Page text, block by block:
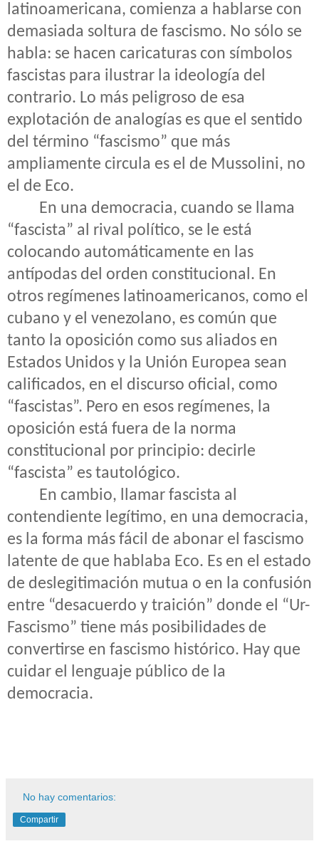
latinoamericana, comienza a hablarse con
demasiada soltura de fascismo. No sólo se
habla: se hacen caricaturas con símbolos
fascistas para ilustrar la ideología del
contrario. Lo más peligroso de esa
explotación de analogías es que el sentido
del término “fascismo” que más
ampliamente circula es el de Mussolini, no
el de Eco.
En una democracia, cuando se llama
“fascista” al rival político, se le está
colocando automáticamente en las
antípodas del orden constitucional. En
otros regímenes latinoamericanos, como el
cubano y el venezolano, es común que
tanto la oposición como sus aliados en
Estados Unidos y la Unión Europea sean
calificados, en el discurso oficial, como
“fascistas”. Pero en esos regímenes, la
oposición está fuera de la norma
constitucional por principio: decirle
“fascista” es tautológico.
En cambio, llamar fascista al
contendiente legítimo, en una democracia,
es la forma más fácil de abonar el fascismo
latente de que hablaba Eco. Es en el estado
de deslegitimación mutua o en la confusión
entre “desacuerdo y traición” donde el “Ur-
Fascismo” tiene más posibilidades de
convertirse en fascismo histórico. Hay que
cuidar el lenguaje público de la
democracia.
No hay comentarios:
Compartir